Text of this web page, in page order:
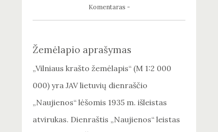
Komentaras -
Žemėlapio aprašymas
„Vilniaus krašto žemėlapis“ (M 1:2 000
000) yra JAV lietuvių dienraščio
„Naujienos“ lėšomis 1935 m. išleistas
atvirukas. Dienraštis „Naujienos“ leistas